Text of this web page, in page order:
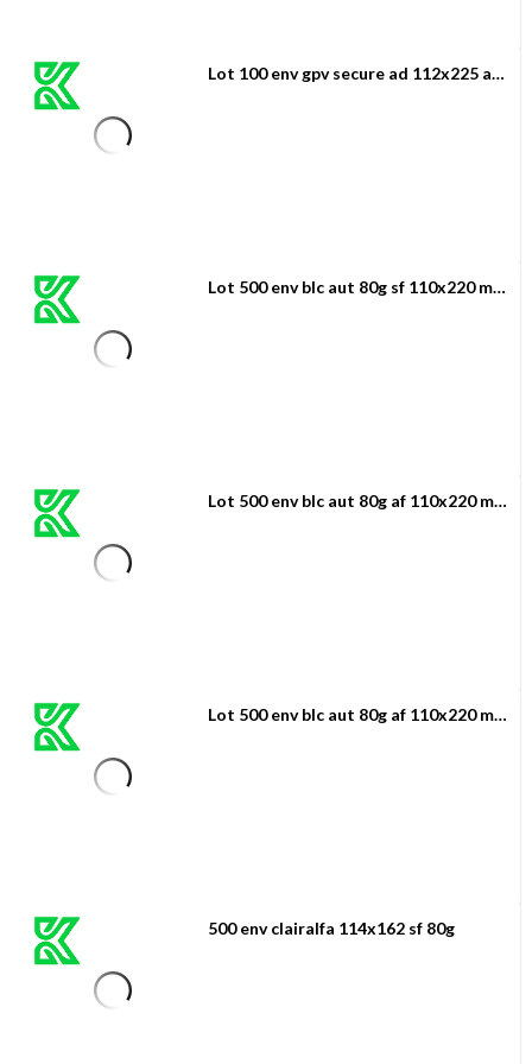
Lot 100 env gpv secure ad 112x225 af 90g
Lot 500 env blc aut 80g sf 110x220 mondo
Lot 500 env blc aut 80g af 110x220 mondo
Lot 500 env blc aut 80g af 110x220 mondo
500 env clairalfa 114x162 sf 80g